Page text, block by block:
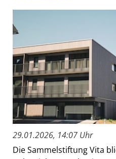
29.01.2026, 14:07 Uhr
Die Sammelstiftung Vita